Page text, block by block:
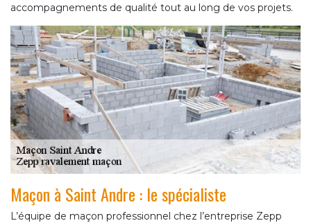
accompagnements de qualité tout au long de vos projets.
Maçon à Saint Andre : le spécialiste
L’équipe de maçon professionnel chez l’entreprise Zepp